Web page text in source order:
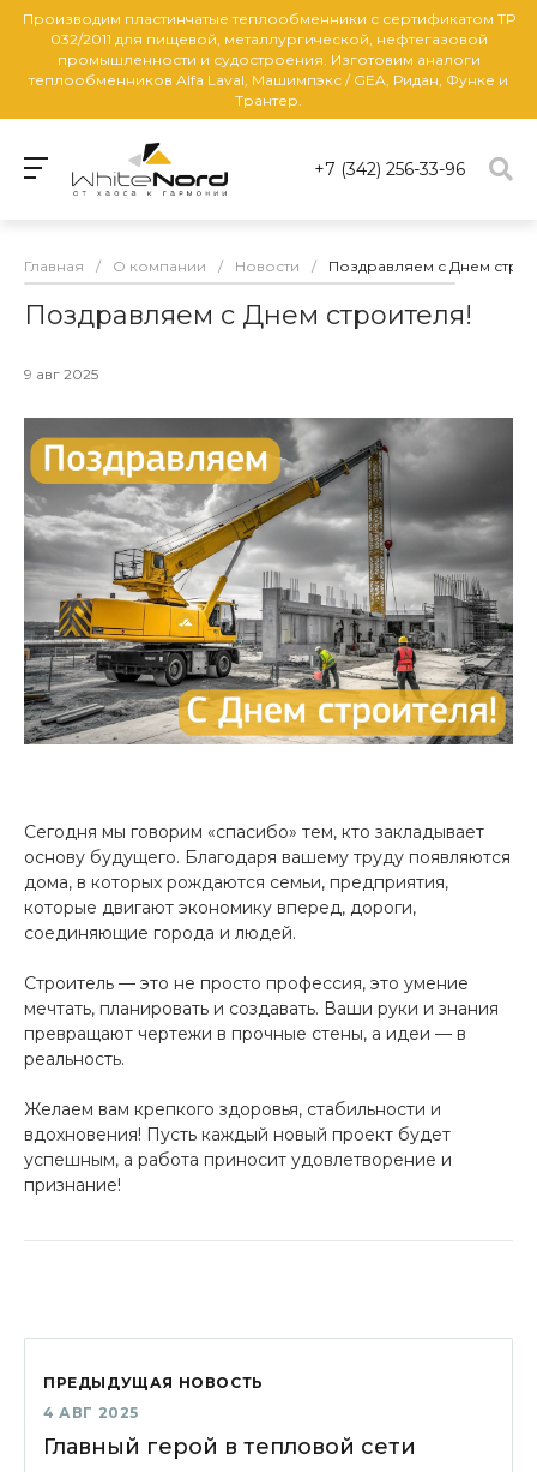
Производим пластинчатые теплообменники с сертификатом ТР
032/2011 для пищевой, металлургической, нефтегазовой
промышленности и судостроения. Изготовим аналоги
теплообменников Alfa Laval, Машимпэкс / GEA, Ридан, Функе и
Трантер.
+7 (342) 256-33-96
Главная / О компании / Новости / Поздравляем с Днем
Поздравляем с Днем строителя!
9 авг 2025
Сегодня мы говорим «спасибо» тем, кто закладывает
основу будущего. Благодаря вашему труду появляются
дома, в которых рождаются семьи, предприятия,
которые двигают экономику вперед, дороги,
соединяющие города и людей.
Строитель — это не просто профессия, это умение
мечтать, планировать и создавать. Ваши руки и знания
превращают чертежи в прочные стены, а идеи — в
реальность.
Желаем вам крепкого здоровья, стабильности и
вдохновения! Пусть каждый новый проект будет
успешным, а работа приносит удовлетворение и
признание!
ПРЕДЫДУЩАЯ НОВОСТЬ
4 АВГ 2025
Главный герой в тепловой сети